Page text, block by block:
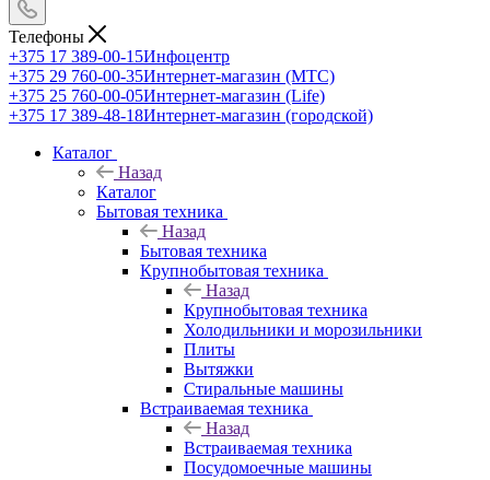
Телефоны
+375 17 389-00-15Инфоцентр
+375 29 760-00-35Интернет-магазин (МТС)
+375 25 760-00-05Интернет-магазин (Life)
+375 17 389-48-18Интернет-магазин (городской)
Каталог
Назад
Каталог
Бытовая техника
Назад
Бытовая техника
Крупнобытовая техника
Назад
Крупнобытовая техника
Холодильники и морозильники
Плиты
Вытяжки
Стиральные машины
Встраиваемая техника
Назад
Встраиваемая техника
Посудомоечные машины